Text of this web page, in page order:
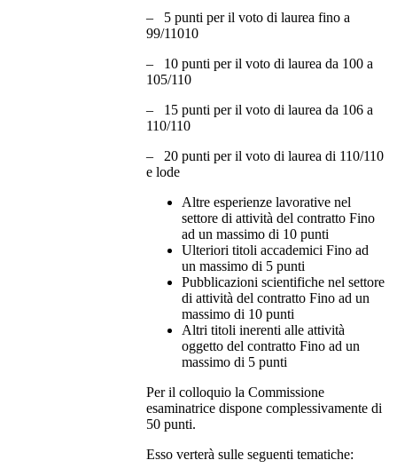
– 5 punti per il voto di laurea fino a
99/11010
– 10 punti per il voto di laurea da 100 a
105/110
– 15 punti per il voto di laurea da 106 a
110/110
– 20 punti per il voto di laurea di 110/110
e lode
Altre esperienze lavorative nel
settore di attività del contratto Fino
ad un massimo di 10 punti
Ulteriori titoli accademici Fino ad
un massimo di 5 punti
Pubblicazioni scientifiche nel settore
di attività del contratto Fino ad un
massimo di 10 punti
Altri titoli inerenti alle attività
oggetto del contratto Fino ad un
massimo di 5 punti
Per il colloquio la Commissione
esaminatrice dispone complessivamente di
50 punti.
Esso verterà sulle seguenti tematiche: